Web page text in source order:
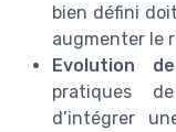
bien défini
augmenter le
Evolution
pratiques
d’intégrer